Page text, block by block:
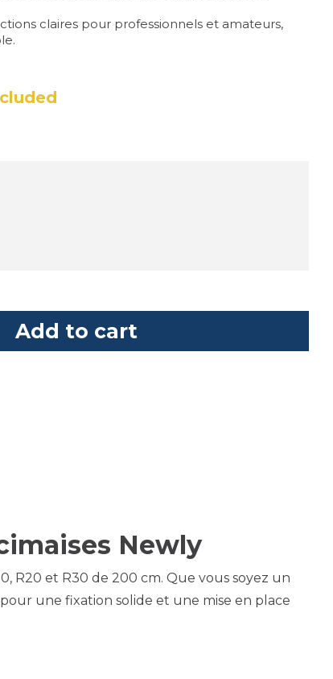
claires pour professionnels et amateurs,
Add to cart
Newly
R20 et R30 de 200 cm. Que vous soyez un
une fixation solide et une mise en place